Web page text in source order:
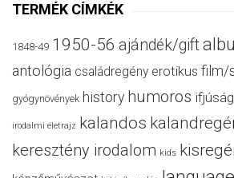
TERMÉK CÍMKÉK
1848-49 1950-56 ajándék/gift
antológia családregény erotikus film/
gyógynövények history humoros
irodalmi életrajz kalandos
keresztény irodalom kids